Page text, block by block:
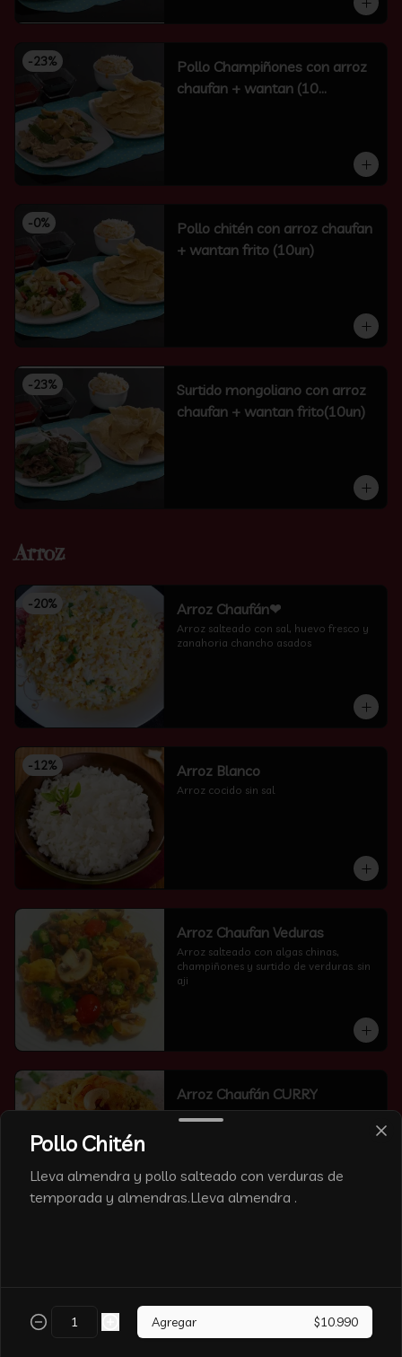
-23%
Pollo Champiñones con arroz
chaufan + wantan (10
-0%
Pollo chitén con arroz chaufan
+ wantan frito (10un)
-23%
Surtido mongoliano con arroz
chaufan + wantan frito(10un)
Arroz
-20% Arroz Chaufán❤
Arroz salteado con sal, huevo fresco y
zanahoria chancho asados
-12% Arroz Blanco
Arroz cocido sin sal
Arroz Chaufan Veduras
Arroz salteado con algas chinas,
champiñones y surtido de verduras. sin
aji
Arroz Chaufán CURRY
Pollo Chitén
Lleva almendra y pollo salteado con verduras de
temporada y almendras.Lleva almendra .
Agregar $10.990